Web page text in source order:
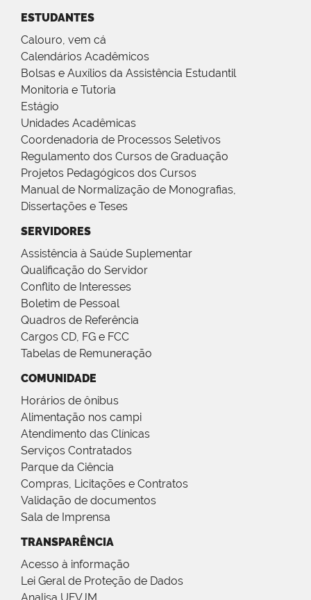
ESTUDANTES
Calouro, vem cá
Calendários Acadêmicos
Bolsas e Auxílios da Assistência Estudantil
Monitoria e Tutoria
Estágio
Unidades Acadêmicas
Coordenadoria de Processos Seletivos
Regulamento dos Cursos de Graduação
Projetos Pedagógicos dos Cursos
Manual de Normalização de Monografias,
Dissertações e Teses
SERVIDORES
Assistência à Saúde Suplementar
Qualificação do Servidor
Conflito de Interesses
Boletim de Pessoal
Quadros de Referência
Cargos CD, FG e FCC
Tabelas de Remuneração
COMUNIDADE
Horários de ônibus
Alimentação nos campi
Atendimento das Clínicas
Serviços Contratados
Parque da Ciência
Compras, Licitações e Contratos
Validação de documentos
Sala de Imprensa
TRANSPARÊNCIA
Acesso à informação
Lei Geral de Proteção de Dados